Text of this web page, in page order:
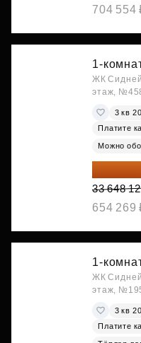
704 554
1-
ЖК Сидней
этаж,
3 кв
Платите
Можно
25 909
33 648
654 269
1-
ЖК Сидней
этаж,
3 кв
Платите